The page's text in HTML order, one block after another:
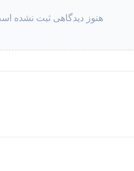
هنوز دیدگاهی ثبت نشده